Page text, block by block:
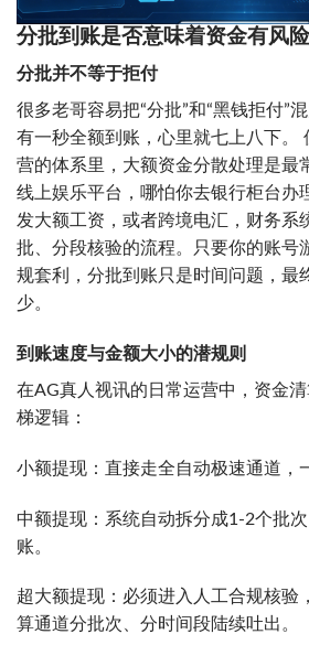
分批到账是否意味着资金有风
分批并不等于拒付
很多老哥容易把“分批”和“黑钱拒付”
有一秒全额到账，心里就七上八下。
营的体系里，大额资金分散处理是最
线上娱乐平台，哪怕你去银行柜台办
发大额工资，或者跨境电汇，财务系
批、分段核验的流程。只要你的账号
规套利，分批到账只是时间问题，最
少。
到账速度与金额大小的潜规则
在AG真人视讯的日常运营中，资金
梯逻辑：
小额提现：直接走全自动极速通道，
中额提现：系统自动拆分成1-2个批
账。
超大额提现：必须进入人工合规核验
算通道分批次、分时间段陆续吐出。